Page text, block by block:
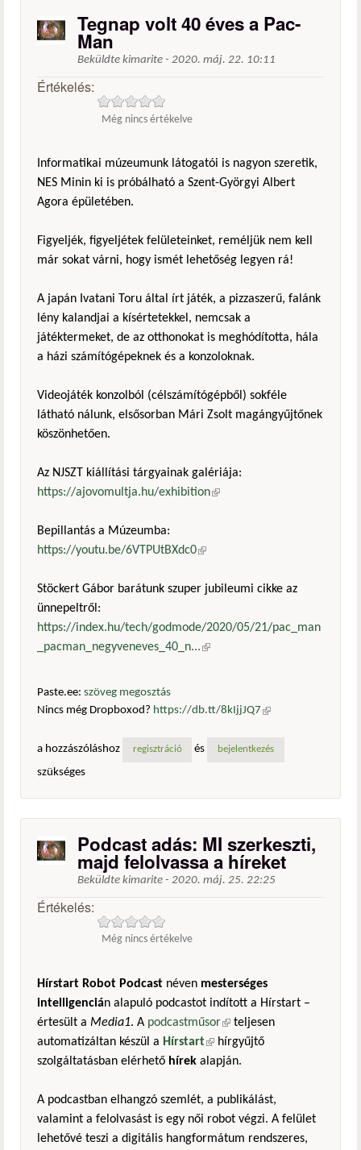
Tegnap volt 40 éves a Pac-
Man
Beküldte kimarite - 2020. máj. 22. 10:11
Értékelés:
Még nincs értékelve
Informatikai múzeumunk látogatói is nagyon szeretik,
NES Minin ki is próbálható a Szent-Györgyi Albert
Agora épületében.
Figyeljék, figyeljétek felületeinket, reméljük nem kell
már sokat várni, hogy ismét lehetőség legyen rá!
A japán Ivatani Toru által írt játék, a pizzaszerű, falánk
lény kalandjai a kísértetekkel, nemcsak a
játéktermeket, de az otthonokat is meghódította, hála
a házi számítógépeknek és a konzoloknak.
Videojáték konzolból (célszámítógépből) sokféle
látható nálunk, elsősorban Mári Zsolt magángyűjtőnek
köszönhetően.
Az NJSZT kiállítási tárgyainak galériája:
https://ajovomultja.hu/exhibition(külső hivatkozás)
Bepillantás a Múzeumba:
https://youtu.be/6VTPUtBXdc0(külső hivatkozás)
Stöckert Gábor barátunk szuper jubileumi cikke az
ünnepeltről:
https://index.hu/tech/godmode/2020/05/21/pac_man
_pacman_negyveneves_40_n...(külső hivatkozás)
Paste.ee: szöveg megosztás
Nincs még Dropboxod? https://db.tt/8kIjjJQ7 (külső
a hozzászóláshoz
regisztráció és bejelentkezés
szükséges
Podcast adás: MI szerkeszti,
majd felolvassa a híreket
Beküldte kimarite - 2020. máj. 25. 22:25
Értékelés:
Még nincs értékelve
Hírstart Robot Podcast néven mesterséges
intelligencián alapuló podcastot indított a Hírstart –
értesült a Media1. A podcastműsor(külső hivatkozás)
teljesen
automatizáltan készül a Hírstart(külső hivatkozás)
hírgyűjtő
szolgáltatásban elérhető hírek alapján.
A podcastban elhangzó szemlét, a publikálást,
valamint a felolvasást is egy női robot végzi. A felület
lehetővé teszi a digitális hangformátum rendszeres,